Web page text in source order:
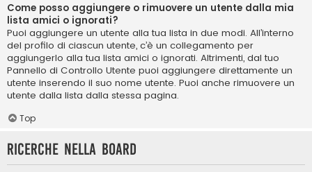
Come posso aggiungere o rimuovere un utente dalla mia
lista amici o ignorati?
Puoi aggiungere un utente alla tua lista in due modi. All’interno
del profilo di ciascun utente, c’è un collegamento per
aggiungerlo alla tua lista amici o ignorati. Altrimenti, dal tuo
Pannello di Controllo Utente puoi aggiungere direttamente un
utente inserendo il suo nome utente. Puoi anche rimuovere un
utente dalla lista dalla stessa pagina.
Top
Ricerche nella Board